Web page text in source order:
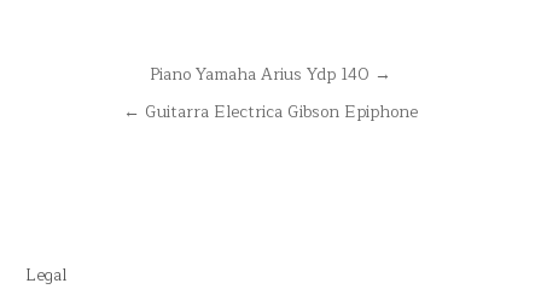
NavegaciónPiano Yamaha Arius Ydp 140 →
← Guitarra Electrica Gibson Epiphone
Legal